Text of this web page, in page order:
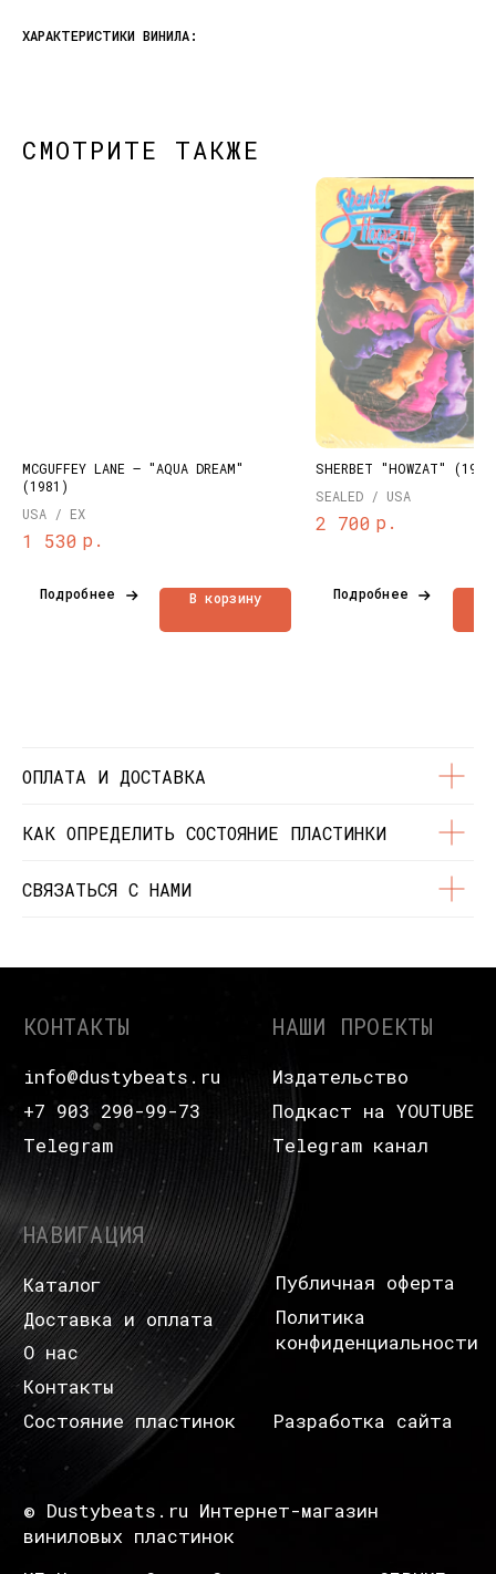
СМОТРИТЕ ТАКЖЕ
MCGUFFEY LANE – "AQUA DREAM"
(1981)
USA / EX
1 530 р.
Подробнее В корзину
SHERBET "HOWZAT"
SEALED / USA
2 700 р.
Подробнее
ОПЛАТА И ДОСТАВКА
КАК ОПРЕДЕЛИТЬ СОСТОЯНИЕ ПЛАСТИНКИ
СВЯЗАТЬСЯ С НАМИ
НАВИГАЦИЯ
Каталог
Доставка и оплата
Контакты
Подкаст на YOUTUBE
Публичная оферта